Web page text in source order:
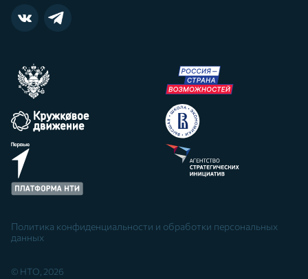
© НТО, 2026
Политика конфиденциальности и обработки персональных
данных